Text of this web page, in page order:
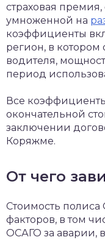
страховая
умноженной на
коэффициенты
регион, в
водителя,
период
Все
окончательной
заключении
Коряжме.
От чего
Стоимость полиса
факторов, в том
ОСАГО за аварии,